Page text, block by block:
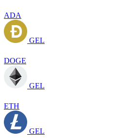
ADA
GEL
DOGE
GEL
ETH
GEL